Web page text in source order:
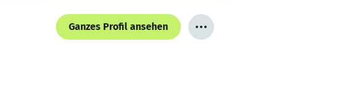
Ganzes Profil ansehen